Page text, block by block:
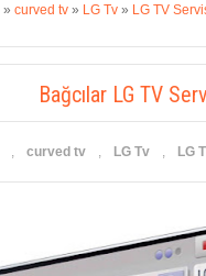
» curved tv » LG Tv » LG TV
Bağcılar LG TV
, curved tv , LG Tv , LG